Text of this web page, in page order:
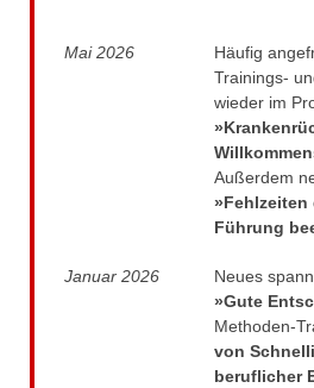
sprache
Mai 2026
Häufig
Trainings-
wieder im
Außerdem
Führung
Januar 2026
Neues
»Gute
Methoden-
von
beruflicher